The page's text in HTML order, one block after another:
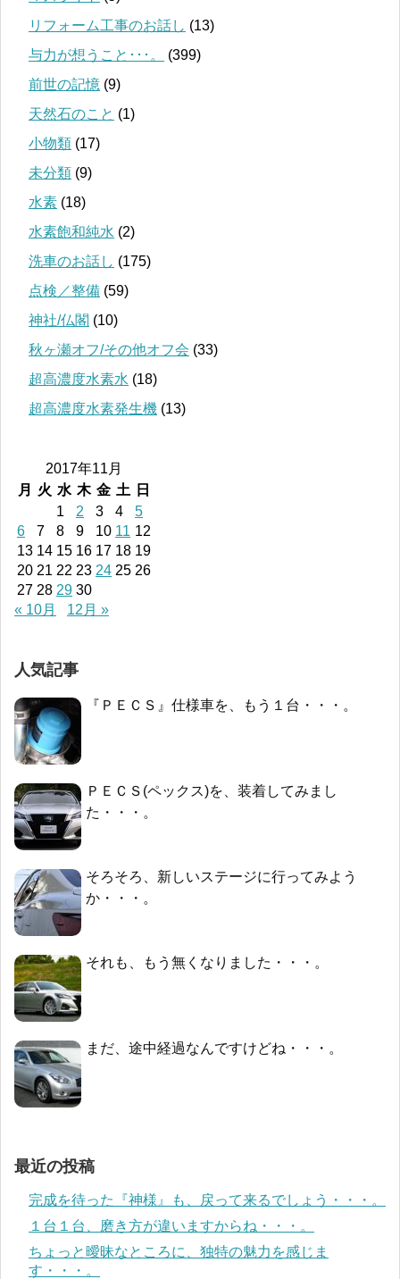
リフォーム工事のお話し (13)
与力が想うこと･･･。
(399)
前世の記憶 (9)
天然石のこと (1)
小物類 (17)
未分類 (9)
水素 (18)
水素飽和純水 (2)
洗車のお話し (175)
点検／整備 (59)
神社/仏閣 (10)
秋ヶ瀬オフ/その他オフ会 (33)
超高濃度水素水 (18)
超高濃度水素発生機 (13)
2017年11月
月
火 水 木 金 土
日
1
2 3 4
5
6
7 8 9 10 11 12
13 14 15 16 17 18 19
20 21 22 23 24 25 26
27 28 29 30
« 10月
12月 »
人気記事
『ＰＥＣＳ』仕様車を、もう１台・・・。
ＰＥＣＳ(ペックス)を、装着してみまし
た・・・。
そろそろ、新しいステージに行ってみよう
か・・・。
それも、もう無くなりました・・・。
まだ、途中経過なんですけどね・・・。
最近の投稿
完成を待った『神様』も、戻って来るでしょう・・・。
１台１台、磨き方が違いますからね・・・。
ちょっと曖昧なところに、独特の魅力を感じま
す・・・。